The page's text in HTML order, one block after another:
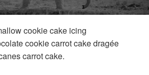
cookie cake icing
cookie carrot cake dragée
carrot cake.